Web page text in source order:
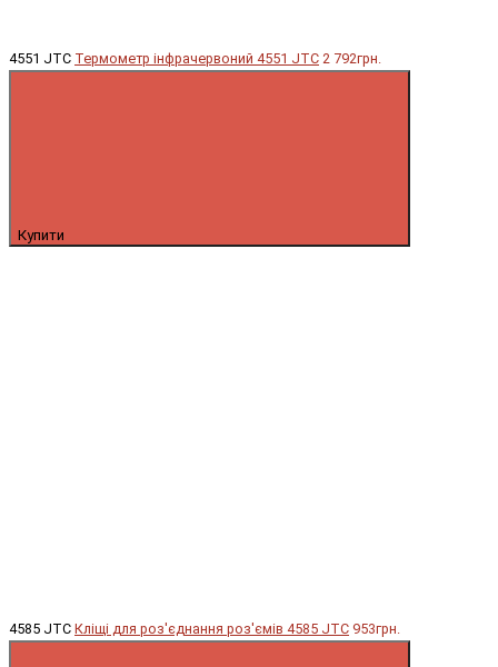
4551 JTC Термометр інфрачервоний 4551 JTC 2 792грн.
Купити
4585 JTC Кліщі для роз'єднання роз'ємів 4585 JTC 953грн.